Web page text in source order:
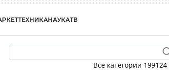
ТЕХНИКАНАУКАТВ
Все категории 199124